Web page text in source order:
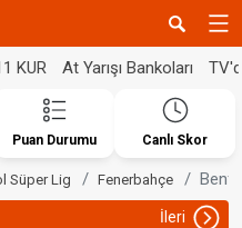
KUR At Yarışı Bankoları
Puan Durumu Canlı Skor
Süper Lig Fenerbahçe
İleri